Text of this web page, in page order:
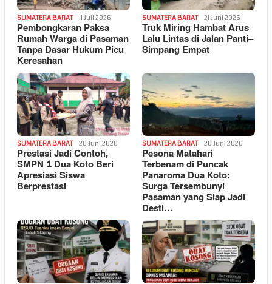
SUMATERA BARAT 11 Juli 2026
Pembongkaran Paksa
Rumah Warga di Pasaman
Tanpa Dasar Hukum Picu
Keresahan
SUMATERA BARAT 21 Juni 2026
Truk Miring Hambat Arus
Lalu Lintas di Jalan Panti–
Simpang Empat
SUMATERA BARAT 20 Juni 2026
Prestasi Jadi Contoh,
SMPN 1 Dua Koto Beri
Apresiasi Siswa
Berprestasi
SUMATERA BARAT 20 Juni 2026
Pesona Matahari
Terbenam di Puncak
Panaroma Dua Koto:
Surga Tersembunyi
Pasaman yang Siap Jadi
Desti…